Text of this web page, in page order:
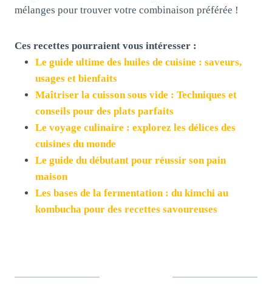
mélanges pour trouver votre combinaison préférée !
Ces recettes pourraient vous intéresser :
Le guide ultime des huiles de cuisine : saveurs,
usages et bienfaits
Maîtriser la cuisson sous vide : Techniques et
conseils pour des plats parfaits
Le voyage culinaire : explorez les délices des
cuisines du monde
Le guide du débutant pour réussir son pain
maison
Les bases de la fermentation : du kimchi au
kombucha pour des recettes savoureuses